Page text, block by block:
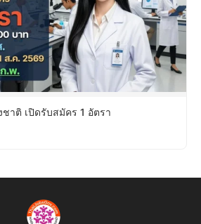
าติ เปิดรับสมัคร 1 อัตรา